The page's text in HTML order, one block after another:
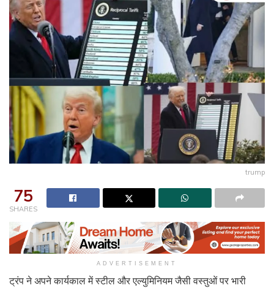
trump
75
SHARES
ADVERTISEMENT
ट्रंप ने अपने कार्यकाल में स्टील और एल्युमिनियम जैसी वस्तुओं पर भारी